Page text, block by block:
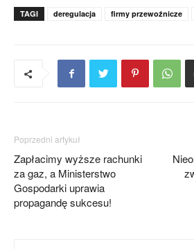
TAGI deregulacja firmy przewoźnicze
Poprzedni artykuł
Zapłacimy wyższe rachunki
za gaz, a Ministerstwo
Gospodarki uprawia
propagandę sukcesu!